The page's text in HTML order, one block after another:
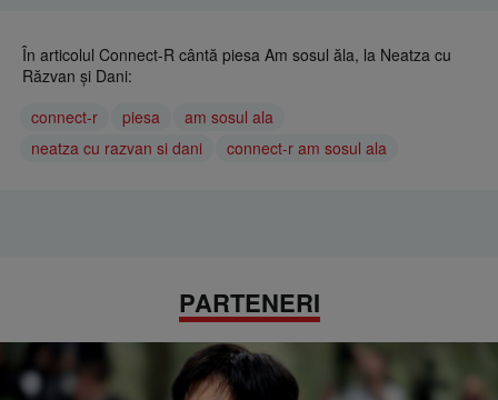
În articolul Connect-R cântă piesa Am sosul ăla, la Neatza cu
Răzvan și Dani:
connect-r
piesa
am sosul ala
neatza cu razvan si dani
connect-r am sosul ala
PARTENERI